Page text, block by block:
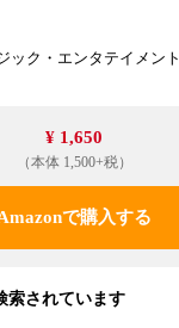
ック・エンタテイメント
¥ 1,650
（本体 1,500+税）
で購入する
索されています